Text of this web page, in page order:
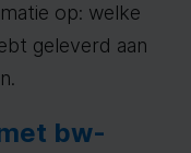
op: welke
geleverd aan
bw-